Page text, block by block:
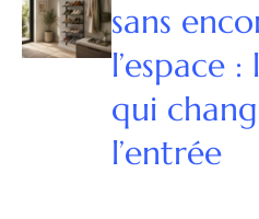
sans
l’espace
qui
l’entrée